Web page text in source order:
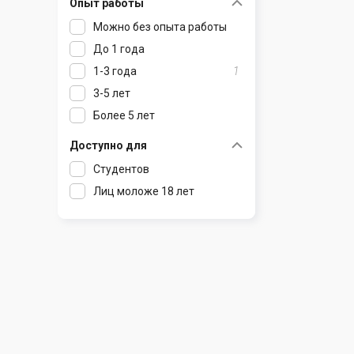
Раков
Ратомка
Самохваловичи
Сеница
Слуцк
Смиловичи
Смолевичи
Солигорск
Старые Дороги
Шклов
Опыт работы
Можно без опыта работы
До 1 года
1-3 года
1
3-5 лет
Более 5 лет
Доступно для
Студентов
Лиц моложе 18 лет